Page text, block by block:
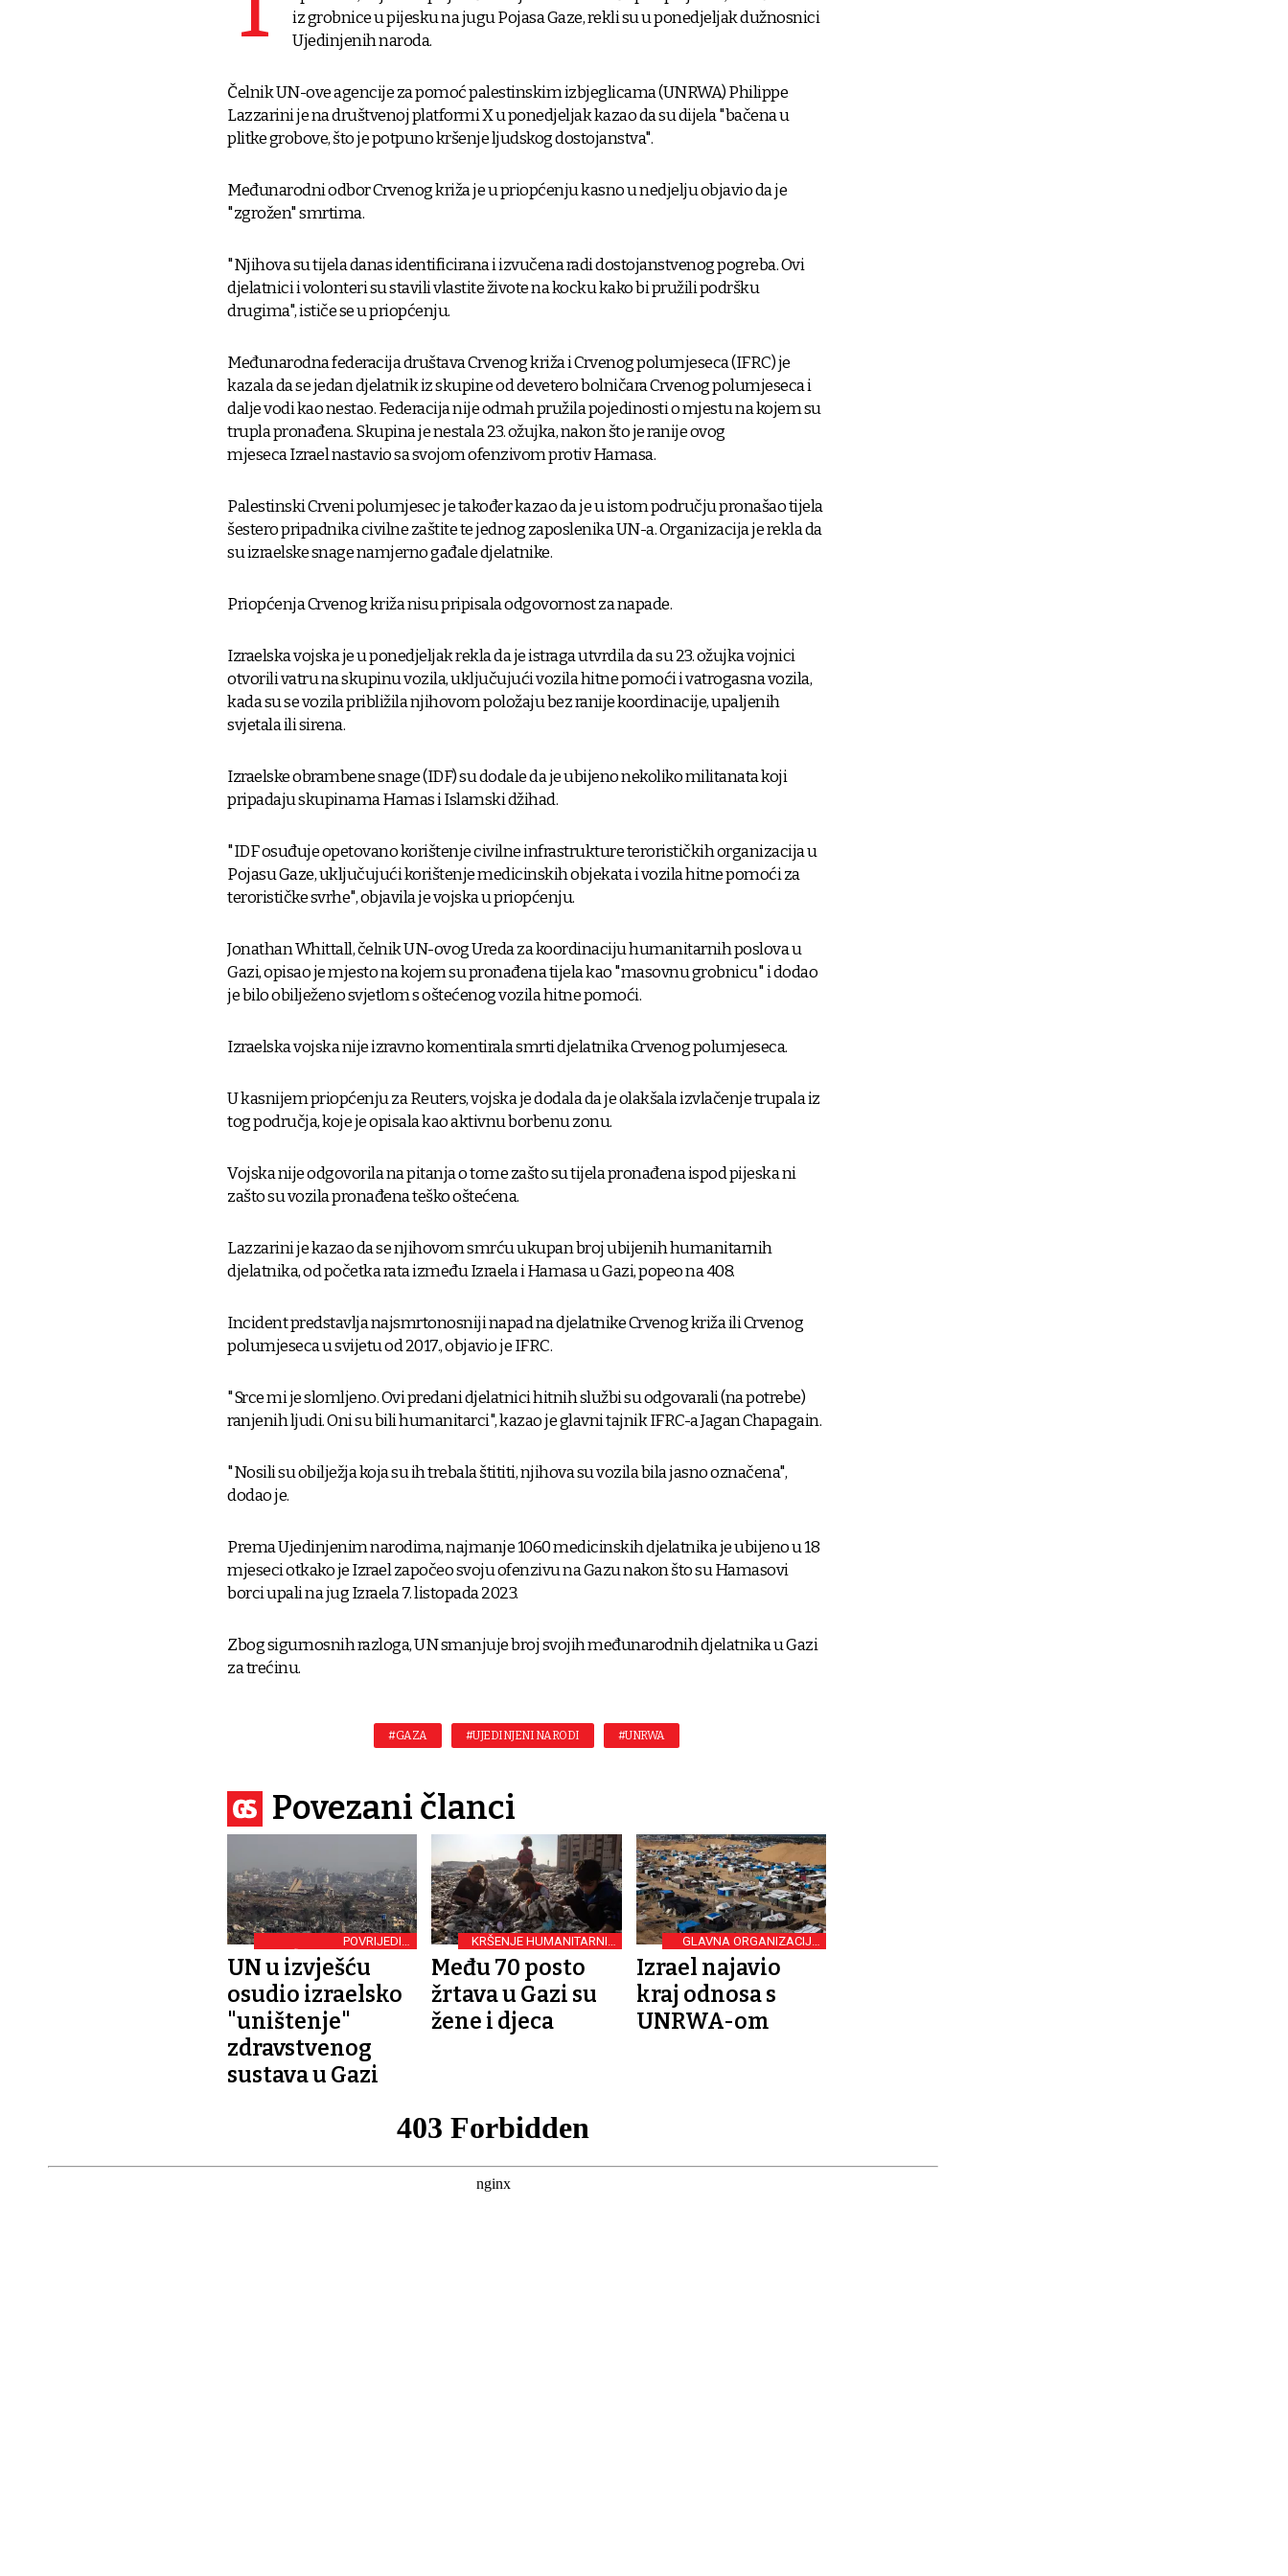
iz grobnice u pijesku na jugu Pojasa Gaze, rekli su u ponedjeljak dužnosnici
Ujedinjenih naroda.
Čelnik UN-ove agencije za pomoć palestinskim izbjeglicama (UNRWA) Philippe
Lazzarini je na društvenoj platformi X u ponedjeljak kazao da su dijela "bačena u
plitke grobove, što je potpuno kršenje ljudskog dostojanstva".
Međunarodni odbor Crvenog križa je u priopćenju kasno u nedjelju objavio da je
"zgrožen" smrtima.
"Njihova su tijela danas identificirana i izvučena radi dostojanstvenog pogreba. Ovi
djelatnici i volonteri su stavili vlastite živote na kocku kako bi pružili podršku
drugima", ističe se u priopćenju.
Međunarodna federacija društava Crvenog križa i Crvenog polumjeseca (IFRC) je
kazala da se jedan djelatnik iz skupine od devetero bolničara Crvenog polumjeseca i
dalje vodi kao nestao. Federacija nije odmah pružila pojedinosti o mjestu na kojem su
trupla pronađena. Skupina je nestala 23. ožujka, nakon što je ranije ovog
mjeseca Izrael nastavio sa svojom ofenzivom protiv Hamasa.
Palestinski Crveni polumjesec je također kazao da je u istom području pronašao tijela
šestero pripadnika civilne zaštite te jednog zaposlenika UN-a. Organizacija je rekla da
su izraelske snage namjerno gađale djelatnike.
Priopćenja Crvenog križa nisu pripisala odgovornost za napade.
Izraelska vojska je u ponedjeljak rekla da je istraga utvrdila da su 23. ožujka vojnici
otvorili vatru na skupinu vozila, uključujući vozila hitne pomoći i vatrogasna vozila,
kada su se vozila približila njihovom položaju bez ranije koordinacije, upaljenih
svjetala ili sirena.
Izraelske obrambene snage (IDF) su dodale da je ubijeno nekoliko militanata koji
pripadaju skupinama Hamas i Islamski džihad.
"IDF osuđuje opetovano korištenje civilne infrastrukture terorističkih organizacija u
Pojasu Gaze, uključujući korištenje medicinskih objekata i vozila hitne pomoći za
terorističke svrhe", objavila je vojska u priopćenju.
Jonathan Whittall, čelnik UN-ovog Ureda za koordinaciju humanitarnih poslova u
Gazi, opisao je mjesto na kojem su pronađena tijela kao "masovnu grobnicu" i dodao
je bilo obilježeno svjetlom s oštećenog vozila hitne pomoći.
Izraelska vojska nije izravno komentirala smrti djelatnika Crvenog polumjeseca.
U kasnijem priopćenju za Reuters, vojska je dodala da je olakšala izvlačenje trupala iz
tog područja, koje je opisala kao aktivnu borbenu zonu.
Vojska nije odgovorila na pitanja o tome zašto su tijela pronađena ispod pijeska ni
zašto su vozila pronađena teško oštećena.
Lazzarini je kazao da se njihovom smrću ukupan broj ubijenih humanitarnih
djelatnika, od početka rata između Izraela i Hamasa u Gazi, popeo na 408.
Incident predstavlja najsmrtonosniji napad na djelatnike Crvenog križa ili Crvenog
polumjeseca u svijetu od 2017., objavio je IFRC.
"Srce mi je slomljeno. Ovi predani djelatnici hitnih službi su odgovarali (na potrebe)
ranjenih ljudi. Oni su bili humanitarci", kazao je glavni tajnik IFRC-a Jagan Chapagain.
"Nosili su obilježja koja su ih trebala štititi, njihova su vozila bila jasno označena",
dodao je.
Prema Ujedinjenim narodima, najmanje 1060 medicinskih djelatnika je ubijeno u 18
mjeseci otkako je Izrael započeo svoju ofenzivu na Gazu nakon što su Hamasovi
borci upali na jug Izraela 7. listopada 2023.
Zbog sigurnosnih razloga, UN smanjuje broj svojih međunarodnih djelatnika u Gazi
za trećinu.
#GAZA #UJEDINJENI NARODI #UNRWA
Povezani članci
POVRIJEDILI
MEĐUNARODNO PRAVO
UN u izvješću
osudio izraelsko
"uništenje"
zdravstvenog
sustava u Gazi
KRŠENJE HUMANITARNIH
PRAVA
Među 70 posto
žrtava u Gazi su
žene i djeca
GLAVNA ORGANIZACIJA
UN-A
Izrael najavio
kraj odnosa s
UNRWA-om